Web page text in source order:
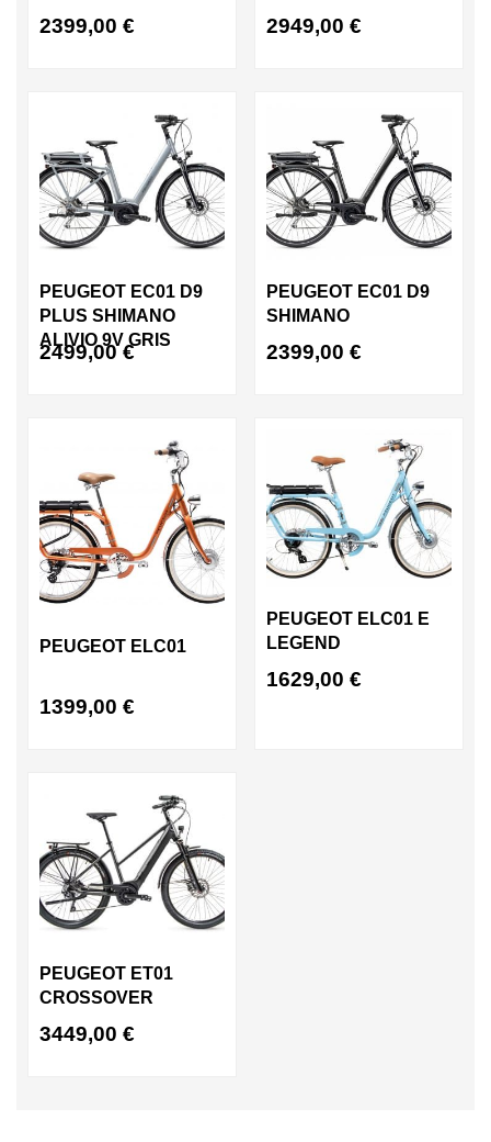
2399,00 € 2949,00 €
PEUGEOT EC01 D9
PLUS SHIMANO
ALIVIO 9V GRIS
2499,00€
PEUGEOT EC01 D9
SHIMANO
2399,00 €
PEUGEOT ELC01
1399,00 €
PEUGEOT ELC01 E
LEGEND
1629,00 €
PEUGEOT ET01
CROSSOVER
3449,00 €